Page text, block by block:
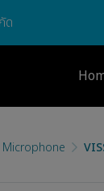
ด
Microphone